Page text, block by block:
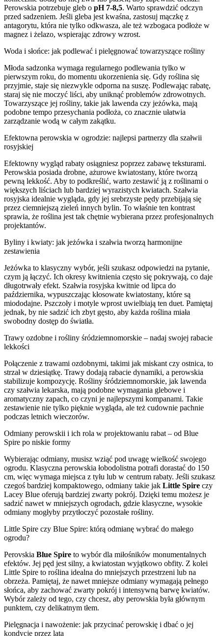
Perowskia potrzebuje gleb o pH 7-8,5. Warto sprawdzić odczyn
przed sadzeniem. Jeśli gleba jest kwaśna, zastosuj mączkę z
antagorytu, która nie tylko odkwasza, ale też wzbogaca podłoże w
magnez i żelazo, wspierając zdrowy wzrost.
Woda i słońce: jak podlewać i pielęgnować towarzyszące rośliny
Młoda sadzonka wymaga regularnego podlewania tylko w
pierwszym roku, do momentu ukorzenienia się. Gdy roślina się
przyjmie, staje się niezwykle odporna na suszę. Podlewając rabatę,
staraj się nie moczyć liści, aby uniknąć problemów zdrowotnych.
Towarzyszące jej rośliny, takie jak lawenda czy jeżówka, mają
podobne tempo przesychania podłoża, co znacznie ułatwia
zarządzanie wodą w całym zakątku.
Efektowna perowskia w ogrodzie: najlepsi partnerzy dla szałwii
rosyjskiej
Efektowny wygląd rabaty osiągniesz poprzez zabawę teksturami.
Perowskia posiada drobne, ażurowe kwiatostany, które tworzą
pewną lekkość. Aby to podkreślić, warto zestawić ją z roślinami o
większych liściach lub bardziej wyrazistych kwiatach. Szałwia
rosyjska idealnie wygląda, gdy jej srebrzyste pędy przebijają się
przez ciemniejszą zieleń innych bylin. To właśnie ten kontrast
sprawia, że roślina jest tak chętnie wybierana przez profesjonalnych
projektantów.
Byliny i kwiaty: jak jeżówka i szałwia tworzą harmonijne
zestawienia
Jeżówka to klasyczny wybór, jeśli szukasz odpowiedzi na pytanie,
czym ją łączyć. Ich okresy kwitnienia często się pokrywają, co daje
długotrwały efekt. Szałwia rosyjska kwitnie od lipca do
października, wypuszczając kłosowate kwiatostany, które są
miododajne. Pszczoły i motyle wprost uwielbiają ten duet. Pamiętaj
jednak, by nie sadzić ich zbyt gęsto, aby każda roślina miała
swobodny dostęp do światła.
Trawy ozdobne i rośliny śródziemnomorskie – nadaj swojej rabacie
lekkości
Połączenie z trawami ozdobnymi, takimi jak miskant czy ostnica, to
strzał w dziesiątkę. Trawy dodają rabacie dynamiki, a perowskia
stabilizuje kompozycję. Rośliny śródziemnomorskie, jak lawenda
czy szałwia lekarska, mają podobne wymagania glebowe i
aromatyczny zapach, co czyni je najlepszymi kompanami. Takie
zestawienie nie tylko pięknie wygląda, ale też cudownie pachnie
podczas letnich wieczorów.
Odmiany perowskii i ich rola w projektowaniu rabat – od Blue
Spire po niskie formy
Wybierając odmiany, musisz wziąć pod uwagę wielkość swojego
ogrodu. Klasyczna perowskia łobodolistna potrafi dorastać do 150
cm, więc wymaga miejsca z tyłu lub w centrum rabaty. Jeśli szukasz
czegoś bardziej kompaktowego, odmiany takie jak Little Spire czy
Lacey Blue oferują bardziej zwarty pokrój. Dzięki temu możesz je
sadzić nawet w mniejszych ogrodach, gdzie klasyczne, wysokie
odmiany mogłyby przytłoczyć pozostałe rośliny.
Little Spire czy Blue Spire: którą odmianę wybrać do małego
ogrodu?
Perovskia Blue Spire to wybór dla miłośników monumentalnych
efektów. Jej pęd jest silny, a kwiatostan wyjątkowo obfity. Z kolei
Little Spire to roślina idealna do mniejszych przestrzeni lub na
obrzeża. Pamiętaj, że nawet mniejsze odmiany wymagają pełnego
słońca, aby zachować zwarty pokrój i intensywną barwę kwiatów.
Wybór zależy od tego, czy chcesz, aby perowskia była głównym
punktem, czy delikatnym tłem.
Pielęgnacja i nawożenie: jak przycinać perowskię i dbać o jej
kondycję przez lata